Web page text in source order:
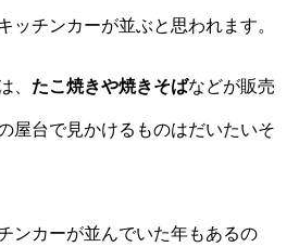
ッチンカーが並ぶと思われます。
、 たこ焼きや焼きそばなどが販売
屋台で見かけるものはだいたいそ
ンカーが並んでいた年もあるの